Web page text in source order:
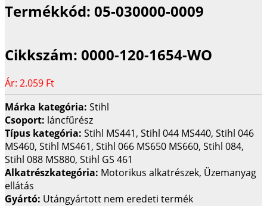
Termékkód: 05-030000-0009
Cikkszám: 0000-120-1654-WO
Ár: 2.059 Ft
Márka kategória: Stihl
Csoport: láncfűrész
Típus kategória: Stihl MS441, Stihl 044 MS440, Stihl 046
MS460, Stihl MS461, Stihl 066 MS650 MS660, Stihl 084,
Stihl 088 MS880, Stihl GS 461
Alkatrészkategória: Motorikus alkatrészek, Üzemanyag
ellátás
Gyártó: Utángyártott nem eredeti termék